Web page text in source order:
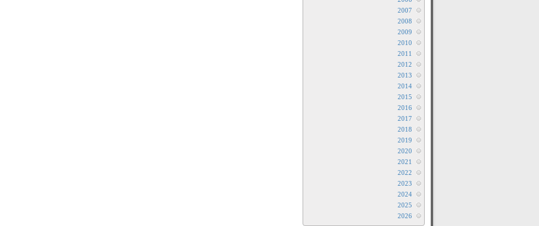
2007
2008
2009
2010
2011
2012
2013
2014
2015
2016
2017
2018
2019
2020
2021
2022
2023
2024
2025
2026